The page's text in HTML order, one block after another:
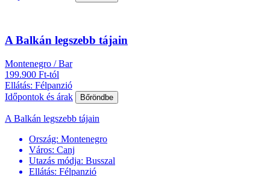
A Balkán legszebb tájain
Montenegro / Bar
199.900 Ft-tól
Ellátás: Félpanzió
Időpontok és árak
Bőröndbe
A Balkán legszebb tájain
Ország: Montenegro
Város: Canj
Utazás módja: Busszal
Ellátás: Félpanzió